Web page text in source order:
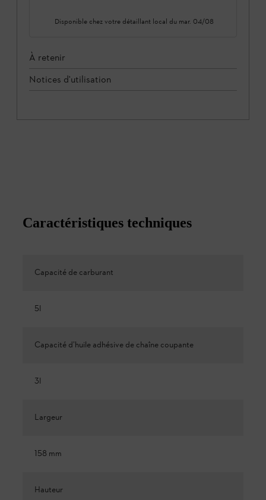
Disponible chez votre détaillant local du mar. 04/08
À retenir
Notices d'utilisation
Caractéristiques techniques
Capacité de carburant
5l
Capacité d’huile adhésive de chaîne coupante
3l
Largeur
158 mm
Hauteur